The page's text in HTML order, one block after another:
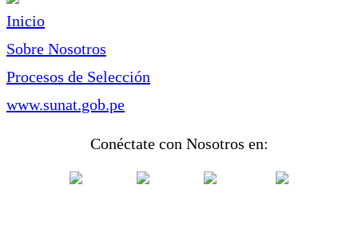
Inicio
Sobre Nosotros
Procesos de Selección
www.sunat.gob.pe
Conéctate con Nosotros en: